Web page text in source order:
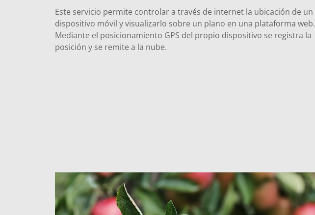
Este servicio permite controlar a través de internet la ubicación de un
dispositivo móvil y visualizarlo sobre un plano en una plataforma web.
Mediante el posicionamiento GPS del propio dispositivo se registra la
posición y se remite a la nube.